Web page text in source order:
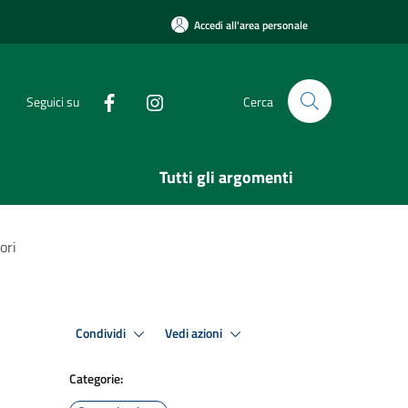
Accedi all'area personale
Seguici su Cerca
Tutti gli argomenti
Condividi Vedi azioni
Categorie: